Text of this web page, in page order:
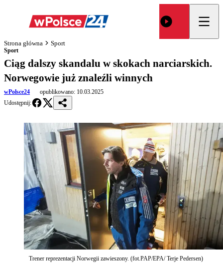
Strona główna Sport
Sport
Ciąg dalszy skandalu w skokach narciarskich.
Norwegowie już znaleźli winnych
wPolsce24 opublikowano: 10.03.2025
Udostępnij:
Trener reprezentacji Norwegii zawieszony. (fot.PAP/EPA/ Terje Pedersen)